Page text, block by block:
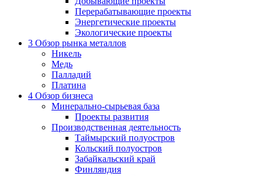
Перерабатывающие проекты
Энергетические проекты
Экологические проекты
3 Обзор рынка металлов
Никель
Медь
Палладий
Платина
4 Обзор бизнеса
Минерально-сырьевая база
Проекты развития
Производственная деятельность
Таймырский полуостров
Кольский полуостров
Забайкальский край
Финляндия